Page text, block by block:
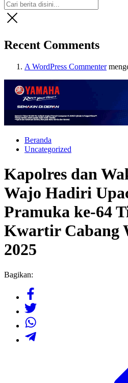
Recent Comments
A WordPress Commenter
Beranda
Uncategorized
Kapolres dan
Wajo Hadiri
Pramuka ke-64
Kwartir Cabang
2025
Bagikan: